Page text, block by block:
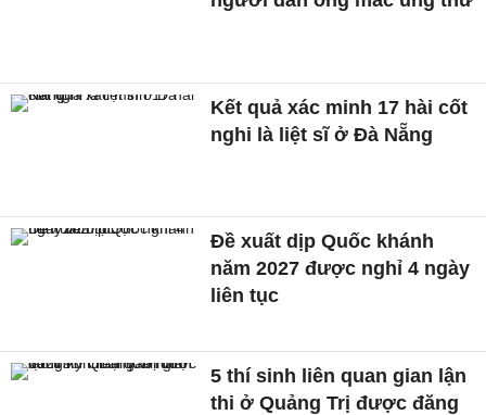
Kết quả xác minh 17 hài cốt
nghi là liệt sĩ ở Đà Nẵng
Đề xuất dịp Quốc khánh
năm 2027 được nghỉ 4 ngày
liên tục
5 thí sinh liên quan gian lận
thi ở Quảng Trị được đăng